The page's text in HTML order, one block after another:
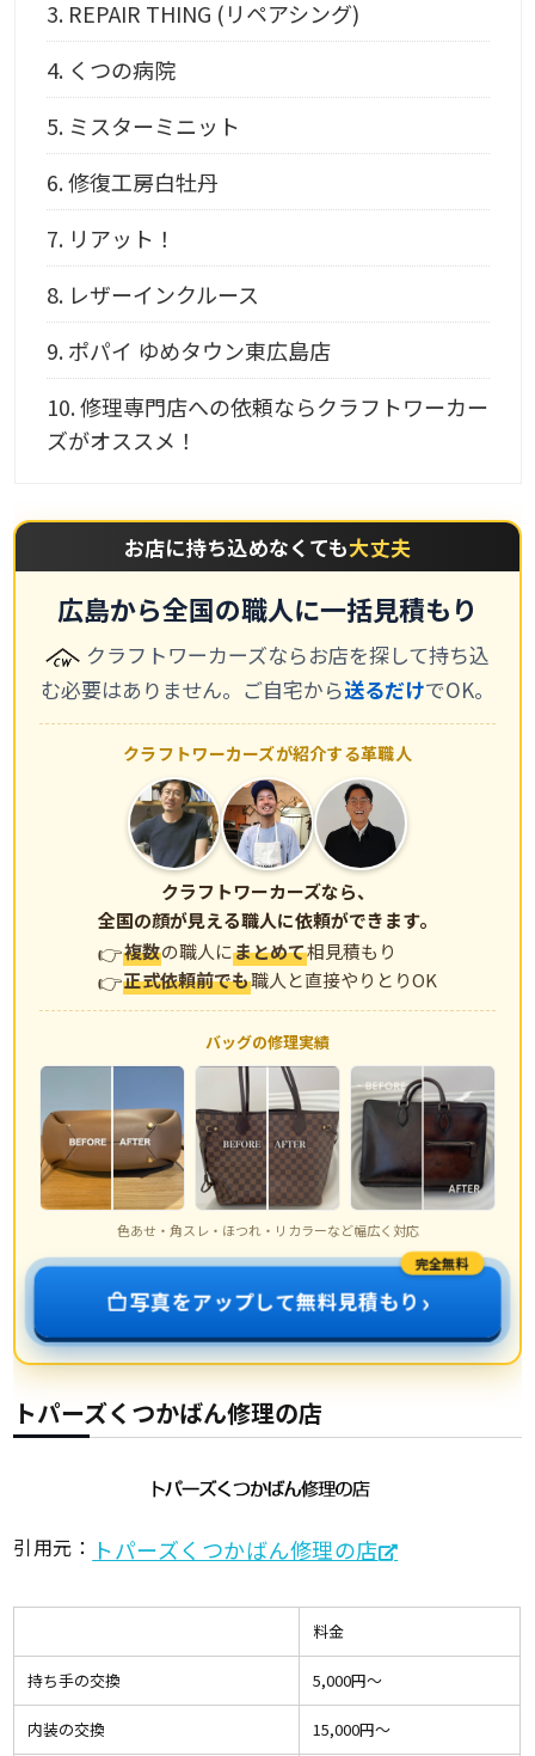
3.REPAIR THING (リペアシング)
4.くつの病院
5.ミスターミニット
6.修復工房白牡丹
7.リアット！
8.レザーインクルース
9.ポパイ ゆめタウン東広島店
10.修理専門店への依頼ならクラフトワーカー
ズがオススメ！
お店に持ち込めなくても大丈夫
広島から全国の職人に一括見積もり
クラフトワーカーズならお店を探して持ち込
む必要はありません。ご自宅から送るだけでOK。
クラフトワーカーズが紹介する革職人
クラフトワーカーズなら、
全国の顔が見える職人に依頼ができます。
複数の職人にまとめて相見積もり
正式依頼前でも職人と直接やりとりOK
バッグの修理実績
色あせ・角スレ・ほつれ・リカラーなど幅広く対応
完全無料
写真をアップして無料見積もり ›
トパーズくつかばん修理の店
引用元： トパーズくつかばん修理の店
料金
持ち手の交換 5,000円〜
内装の交換 15,000円〜